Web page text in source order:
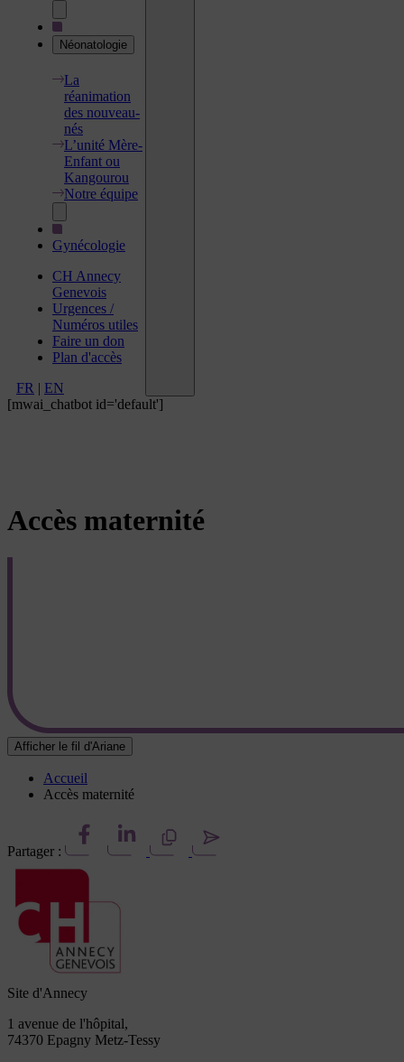
Néonatologie
La
réanimation
des nouveau-
nés
L’unité Mère-
Enfant ou
Kangourou
Notre équipe
Gynécologie
CH Annecy
Genevois
Urgences /
Numéros utiles
Faire un don
Plan d'accès
FR | EN
[mwai_chatbot id='default']
Accès maternité
Afficher le fil d'Ariane
Accueil
Accès maternité
Partager :
Site d'Annecy
1 avenue de l'hôpital,
74370 Epagny Metz-Tessy